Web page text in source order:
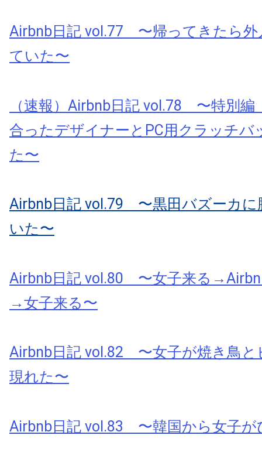
Airbnb日記 vol.77 〜帰ってきたら外
ていた〜
（速報）Airbnb日記 vol.78 〜特別
合ったデザイナーとPC用クラッチバ
た〜
Airbnb日記 vol.79 〜黒田バズーカに
いた〜
Airbnb日記 vol.80 〜女子来る
→女子来る〜
Airbnb日記 vol.82 〜女子が焼き鳥と
現れた〜
Airbnb日記 vol.83 〜韓国から女子が